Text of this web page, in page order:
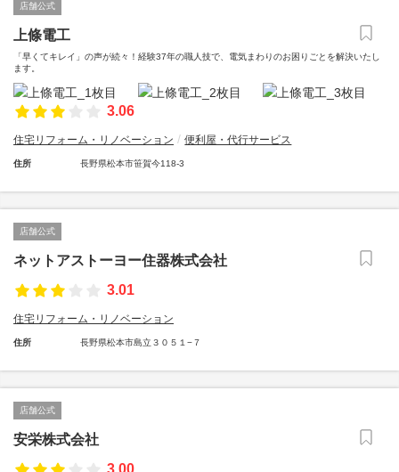
店舗公式
上條電工
「早くてキレイ」の声が続々！経験37年の職人技で、電気まわりのお困りごとを解決いたし
ます。
3.06
住宅リフォーム・リノベーション 便利屋・代行サービス
住所 長野県松本市笹賀今118-3
店舗公式
ネットアストーヨー住器株式会社
3.01
住宅リフォーム・リノベーション
住所 長野県松本市島立３０５１−７
店舗公式
安栄株式会社
3.00